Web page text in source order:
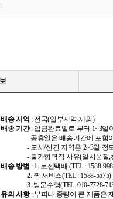
배송 지역 : 전국(일부지역 제외)
배송 기간: 입금완료일로 부터 1~3일
- 공휴일은 배송기간에 포함이
- 도서/산간 지역은 2~3일 정도
- 불가항력적 사유(일시품절,천
배송 방법 : 1. 로젠택배 (TEL : 1588-
2. 퀵 서비스(TEL : 1588-5575) :
3. 방문수령(TEL :010-7728-
유의 사항: 부피나 중량이 큰 제품은